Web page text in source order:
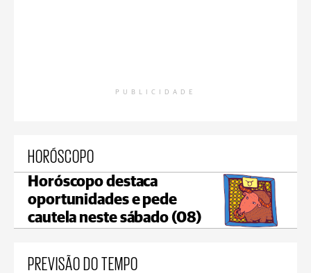
PUBLICIDADE
HORÓSCOPO
Horóscopo destaca
oportunidades e pede
cautela neste sábado (08)
PREVISÃO DO TEMPO